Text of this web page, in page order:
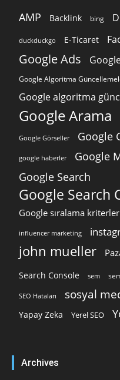
AMP Backlink bing
duckduckgo E-Ticaret
Google Ads
Google Algoritma
Google algoritma
Google Arama
Google Görseller Google
google haberler Google
Google Search
Google Search
Google sıralama
influencer marketing
john mueller
Search Console sem
SEO Hataları sosyal
Yapay Zeka Yerel SEO
Archives